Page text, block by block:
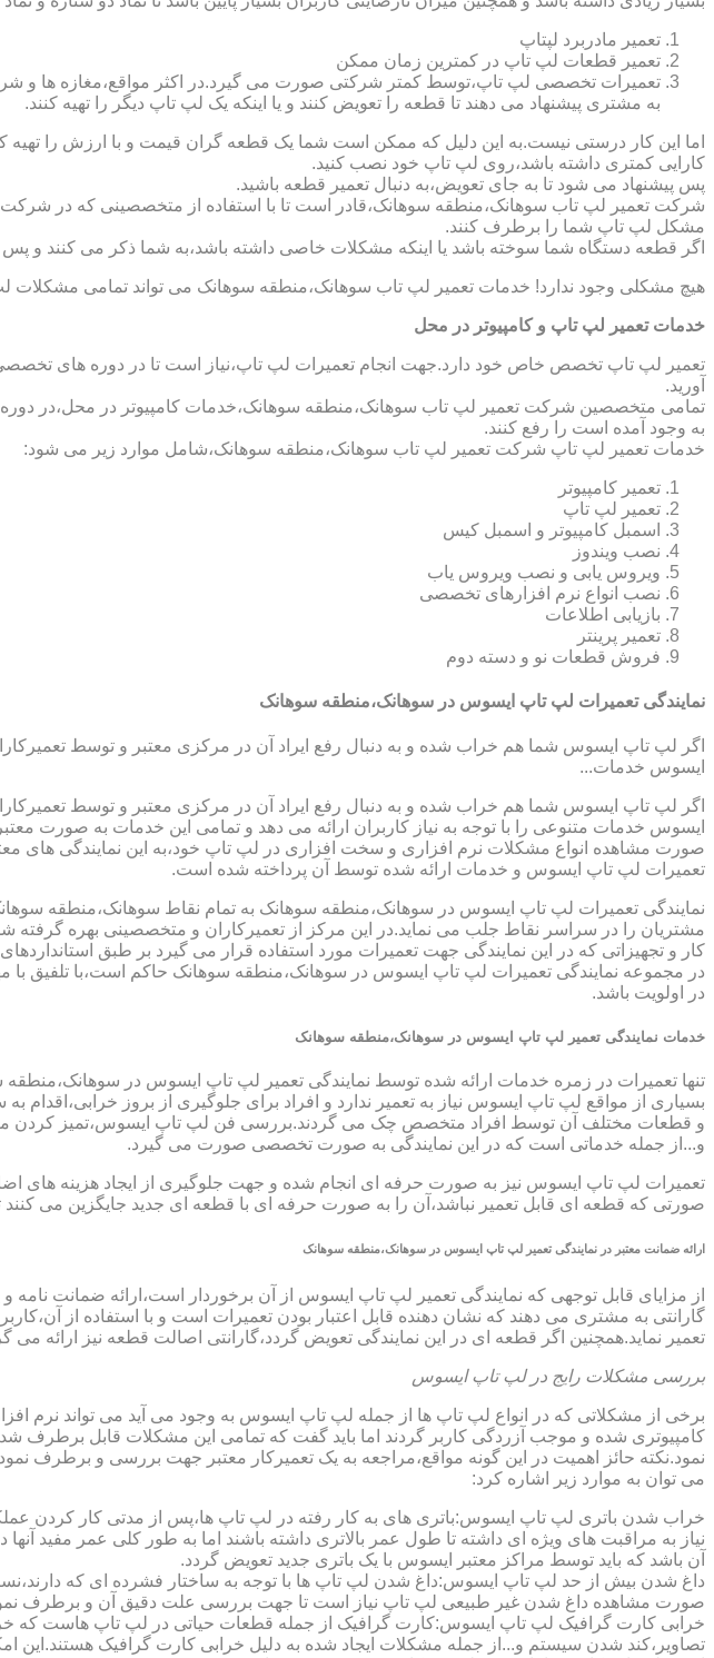
تعمیر مادربرد لپتاپ
تعمیر قطعات لپ تاپ در کمترین زمان ممکن
تعمیرات تخصصی لپ تاپ،توسط کمتر شرکتی صورت می گیرد.در اکثر مواقع،مغازه ها و شرکت
به مشتری پیشنهاد می دهند تا قطعه را تعویض کنند و یا اینکه یک لپ تاپ دیگر را تهیه کنند.
اما این کار درستی نیست.به این دلیل که ممکن است شما یک قطعه گران قیمت و با ارزش را تهیه
کارایی کمتری داشته باشد،روی لپ تاپ خود نصب کنید.
پس پیشنهاد می شود تا به جای تعویض،به دنبال تعمیر قطعه باشید.
شرکت تعمیر لپ تاب سوهانک،منطقه سوهانک،قادر است تا با استفاده از متخصصینی که در شرکت
مشکل لپ تاپ شما را برطرف کنند.
اگر قطعه دستگاه شما سوخته باشد یا اینکه مشکلات خاصی داشته باشد،به شما ذکر می کنند و
هیچ مشکلی وجود ندارد! خدمات تعمیر لپ تاب سوهانک،منطقه سوهانک می تواند تمامی مشکلات
خدمات تعمیر لپ تاپ و کامپیوتر در محل
تعمیر لپ تاپ تخصص خاص خود دارد.جهت انجام تعمیرات لپ تاپ،نیاز است تا در دوره های
آورید.
تمامی متخصصین شرکت تعمیر لپ تاب سوهانک،منطقه سوهانک،خدمات کامپیوتر در محل،در
به وجود آمده است را رفع کنند.
خدمات تعمیر لپ تاپ شرکت تعمیر لپ تاب سوهانک،منطقه سوهانک،شامل موارد زیر می شود:
تعمیر کامپیوتر
تعمیر لپ تاپ
اسمبل کامپیوتر و اسمبل کیس
نصب ویندوز
ویروس یابی و نصب ویروس یاب
نصب انواع نرم افزارهای تخصصی
بازیابی اطلاعات
تعمیر پرینتر
فروش قطعات نو و دسته دوم
نمایندگی تعمیرات لپ تاپ ایسوس در سوهانک،منطقه سوهانک
اگر لپ تاپ ایسوس شما هم خراب شده و به دنبال رفع ایراد آن در مرکزی معتبر و توسط
ایسوس خدمات...
اگر لپ تاپ ایسوس شما هم خراب شده و به دنبال رفع ایراد آن در مرکزی معتبر و توسط
ایسوس خدمات متنوعی را با توجه به نیاز کاربران ارائه می دهد و تمامی این خدمات به صورت
صورت مشاهده انواع مشکلات نرم افزاری و سخت افزاری در لپ تاپ خود،به این نمایندگی های
تعمیرات لپ تاپ ایسوس و خدمات ارائه شده توسط آن پرداخته شده است.
نمایندگی تعمیرات لپ تاپ ایسوس در سوهانک،منطقه سوهانک به تمام نقاط سوهانک،منطقه
مشتریان را در سراسر نقاط جلب می نماید.در این مرکز از تعمیرکاران و متخصصینی بهره گرفته
کار و تجهیزاتی که در این نمایندگی جهت تعمیرات مورد استفاده قرار می گیرد بر طبق
در مجموعه نمایندگی تعمیرات لپ تاپ ایسوس در سوهانک،منطقه سوهانک حاکم است،با تلفیق
در اولویت باشد.
خدمات نمایندگی تعمیر لپ تاپ ایسوس در سوهانک،منطقه سوهانک
تنها تعمیرات در زمره خدمات ارائه شده توسط نمایندگی تعمیر لپ تاپ ایسوس در
بسیاری از مواقع لپ تاپ ایسوس نیاز به تعمیر ندارد و افراد برای جلوگیری از بروز
و قطعات مختلف آن توسط افراد متخصص چک می گردند.بررسی فن لپ تاپ ایسوس،تمیز کردن
و...از جمله خدماتی است که در این نمایندگی به صورت تخصصی صورت می گیرد.
تعمیرات لپ تاپ ایسوس نیز به صورت حرفه ای انجام شده و جهت جلوگیری از ایجاد هزینه های
صورتی که قطعه ای قابل تعمیر نباشد،آن را به صورت حرفه ای با قطعه ای جدید جایگزین می کنند
ارائه ضمانت معتبر در نمایندگی تعمیر لپ تاپ ایسوس در سوهانک،منطقه سوهانک
گارانتی به مشتری می دهند که نشان دهنده قابل اعتبار بودن تعمیرات است و با استفاده از
تعمیر نماید.همچنین اگر قطعه ای در این نمایندگی تعویض گردد،گارانتی اصالت قطعه نیز ارائه
بررسی مشکلات رایج در لپ تاپ ایسوس
برخی از مشکلاتی که در انواع لپ تاپ ها از جمله لپ تاپ ایسوس به وجود می آید می تواند
کامپیوتری شده و موجب آزردگی کاربر گردند اما باید گفت که تمامی این مشکلات قابل
نمود.نکته حائز اهمیت در این گونه مواقع،مراجعه به یک تعمیرکار معتبر جهت بررسی و برطرف
می توان به موارد زیر اشاره کرد:
خراب شدن باتری لپ تاپ ایسوس:باتری های به کار رفته در لپ تاپ ها،پس از مدتی کار کردن
نیاز به مراقبت های ویژه ای داشته تا طول عمر بالاتری داشته باشند اما به طور کلی عمر
آن باشد که باید توسط مراکز معتبر ایسوس با یک باتری جدید تعویض گردد.
داغ شدن بیش از حد لپ تاپ ایسوس:داغ شدن لپ تاپ ها با توجه به ساختار فشرده ای که
صورت مشاهده داغ شدن غیر طبیعی لپ تاپ نیاز است تا جهت بررسی علت دقیق آن و برطرف
خرابی کارت گرافیک لپ تاپ ایسوس:کارت گرافیک از جمله قطعات حیاتی در لپ تاپ هاست که
تصاویر،کند شدن سیستم و...از جمله مشکلات ایجاد شده به دلیل خرابی کارت گرافیک هستند.این